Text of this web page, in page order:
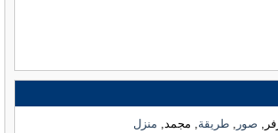
صور ,طريقة , مجمد, منزل